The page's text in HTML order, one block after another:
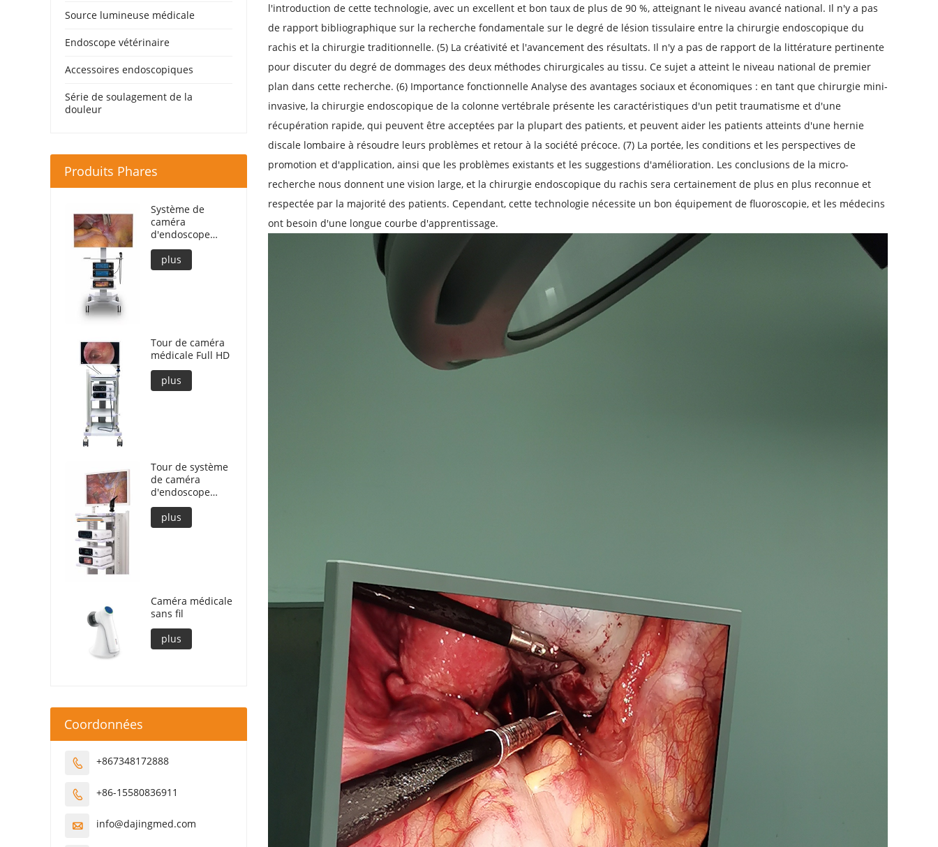
l'introduction de cette technologie, avec un excellent et bon taux de plus de 90 %, atteignant le niveau avancé national. Il n'y a pas
de rapport bibliographique sur la recherche fondamentale sur le degré de lésion tissulaire entre la chirurgie endoscopique du
rachis et la chirurgie traditionnelle. (5) La créativité et l'avancement des résultats. Il n'y a pas de rapport de la littérature pertinente
pour discuter du degré de dommages des deux méthodes chirurgicales au tissu. Ce sujet a atteint le niveau national de premier
plan dans cette recherche. (6) Importance fonctionnelle Analyse des avantages sociaux et économiques : en tant que chirurgie mini-
invasive, la chirurgie endoscopique de la colonne vertébrale présente les caractéristiques d'un petit traumatisme et d'une
récupération rapide, qui peuvent être acceptées par la plupart des patients, et peuvent aider les patients atteints d'une hernie
discale lombaire à résoudre leurs problèmes et retour à la société précoce. (7) La portée, les conditions et les perspectives de
promotion et d'application, ainsi que les problèmes existants et les suggestions d'amélioration. Les conclusions de la micro-
recherche nous donnent une vision large, et la chirurgie endoscopique du rachis sera certainement de plus en plus reconnue et
respectée par la majorité des patients. Cependant, cette technologie nécessite un bon équipement de fluoroscopie, et les médecins
ont besoin d'une longue courbe d'apprentissage.
Source lumineuse médicale
Endoscope vétérinaire
Accessoires endoscopiques
Série de soulagement de la
douleur
Produits Phares
Système de
caméra
d'endoscope
Ultra 4K DEC3840
plus
Tour de caméra
médicale Full HD
plus
Tour de système
de caméra
d'endoscope
ultra 4K pour la
chirurgie de
laparoscope
plus
Caméra médicale
sans fil
plus
Coordonnées
 +867348172888
 +86-15580836911
 info@dajingmed.com